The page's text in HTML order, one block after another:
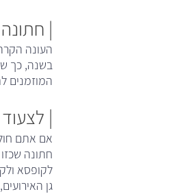
|
העונה
בשנה, כך
המוזמנים
|
אם אתם
חתונה
לקופסא
גן